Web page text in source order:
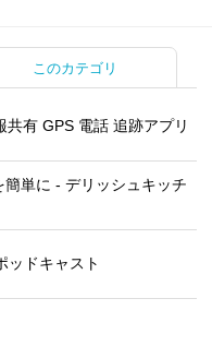
このカテゴリ
有 GPS 電話 追跡アプリ
単‪に - デリッシュキッチ
ッドキャスト